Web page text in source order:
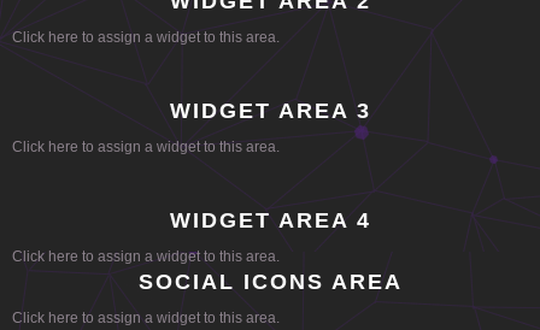
Click here to assign a widget to this area.
WIDGET AREA 3
Click here to assign a widget to this area.
WIDGET AREA 4
Click here to assign a widget to this area.
SOCIAL ICONS AREA
Click here to assign a widget to this area.